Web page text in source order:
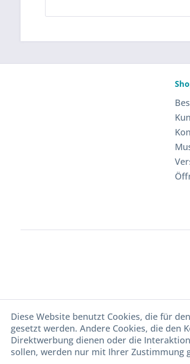
Diese Website benutzt Cookies, die für
gesetzt werden. Andere Cookies, die den
Direktwerbung dienen oder die
sollen, werden nur mit Ihrer Zustimmung